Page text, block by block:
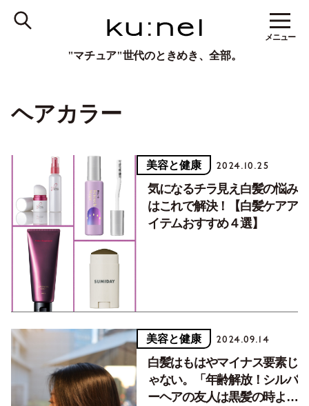
"マチュア"世代のときめき、全部。
メニュー
ヘアカラー
美容と健康 2024.10.25
気になるチラ見え白髪の悩み
はこれで解決！【白髪ケアア
イテムおすすめ４選】
美容と健康 2024.09.14
白髪はもはやマイナス要素じ
ゃない。「年齢解放！シルバ
ーヘアの友人は黒髪の時より